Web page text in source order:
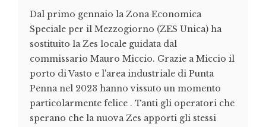
Dal primo gennaio la Zona Economica
Speciale per il Mezzogiorno (ZES Unica) ha
sostituito la Zes locale guidata dal
commissario Mauro Miccio. Grazie a Miccio il
porto di Vasto e l'area industriale di Punta
Penna nel 2023 hanno vissuto un momento
particolarmente felice . Tanti gli operatori che
sperano che la nuova Zes apporti gli stessi